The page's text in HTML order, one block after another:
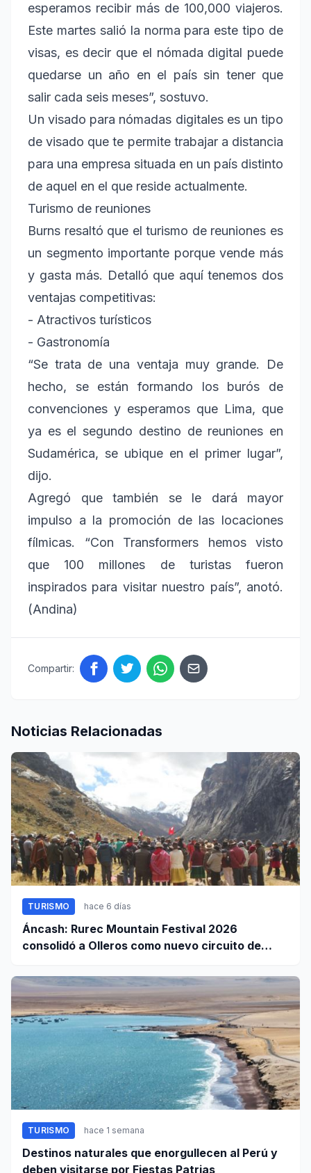
esperamos recibir más de 100,000 viajeros.
Este martes salió la norma para este tipo de
visas, es decir que el nómada digital puede
quedarse un año en el país sin tener que
salir cada seis meses”, sostuvo.
Un visado para nómadas digitales es un tipo
de visado que te permite trabajar a distancia
para una empresa situada en un país distinto
de aquel en el que reside actualmente.
Turismo de reuniones
Burns resaltó que el turismo de reuniones es
un segmento importante porque vende más
y gasta más. Detalló que aquí tenemos dos
ventajas competitivas:
- Atractivos turísticos
- Gastronomía
“Se trata de una ventaja muy grande. De
hecho, se están formando los burós de
convenciones y esperamos que Lima, que
ya es el segundo destino de reuniones en
Sudamérica, se ubique en el primer lugar”,
dijo.
Agregó que también se le dará mayor
impulso a la promoción de las locaciones
fílmicas. “Con Transformers hemos visto
que 100 millones de turistas fueron
inspirados para visitar nuestro país”, anotó.
(Andina)
Compartir:
Noticias Relacionadas
TURISMO hace 6 días
Áncash: Rurec Mountain Festival 2026
consolidó a Olleros como nuevo circuito de
TURISMO hace 1 semana
Destinos naturales que enorgullecen al Perú y
deben visitarse por Fiestas Patrias